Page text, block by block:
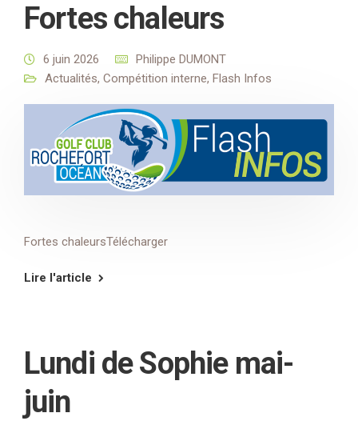
Fortes chaleurs
6 juin 2026
Philippe DUMONT
Actualités, Compétition interne, Flash Infos
Fortes chaleursTélécharger
Lire l'article
Lundi de Sophie mai-
juin